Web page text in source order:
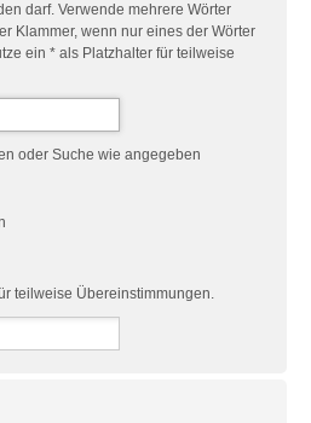
darf. Verwende mehrere Wörter
Klammer, wenn nur eines der Wörter
ein * als Platzhalter für teilweise
oder Suche wie angegeben
teilweise Übereinstimmungen.